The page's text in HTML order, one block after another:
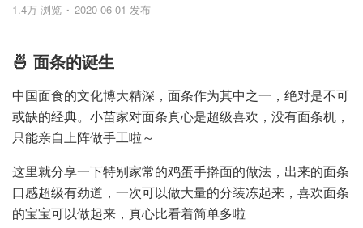
1.4万 浏览 2020-06-01 发布
🍜 面条的诞生
中国面食的文化博大精深，面条作为其中之一，绝对是不可
或缺的经典。小苗家对面条真心是超级喜欢，没有面条机，
只能亲自上阵做手工啦～
这里就分享一下特别家常的鸡蛋手擀面的做法，出来的面条
口感超级有劲道，一次可以做大量的分装冻起来，喜欢面条
的宝宝可以做起来，真心比看着简单多啦